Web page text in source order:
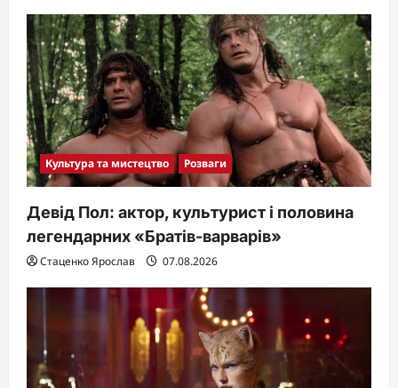
Культура та мистецтво Розваги
Девід Пол: актор, культурист і половина
легендарних «Братів-варварів»
Стаценко Ярослав 07.08.2026